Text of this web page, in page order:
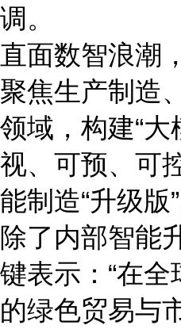
调。
直面数智浪潮
聚焦生产制造
领域，构建“
视、可预、可
能制造“升级版”
除了内部智能
键表示：“在
的绿色贸易与